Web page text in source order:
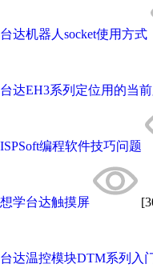
台达机器人socket使用方式
台达EH3系列定位用的当
ISPSoft编程软件技巧问题
想学台达触摸屏
台达温控模块DTM系列入